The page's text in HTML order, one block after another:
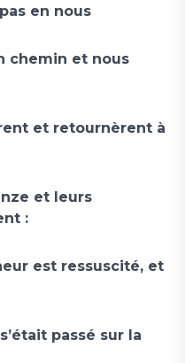
en nous
chemin et nous
et retournèrent à
et leurs
:
est ressuscité, et
passé sur la